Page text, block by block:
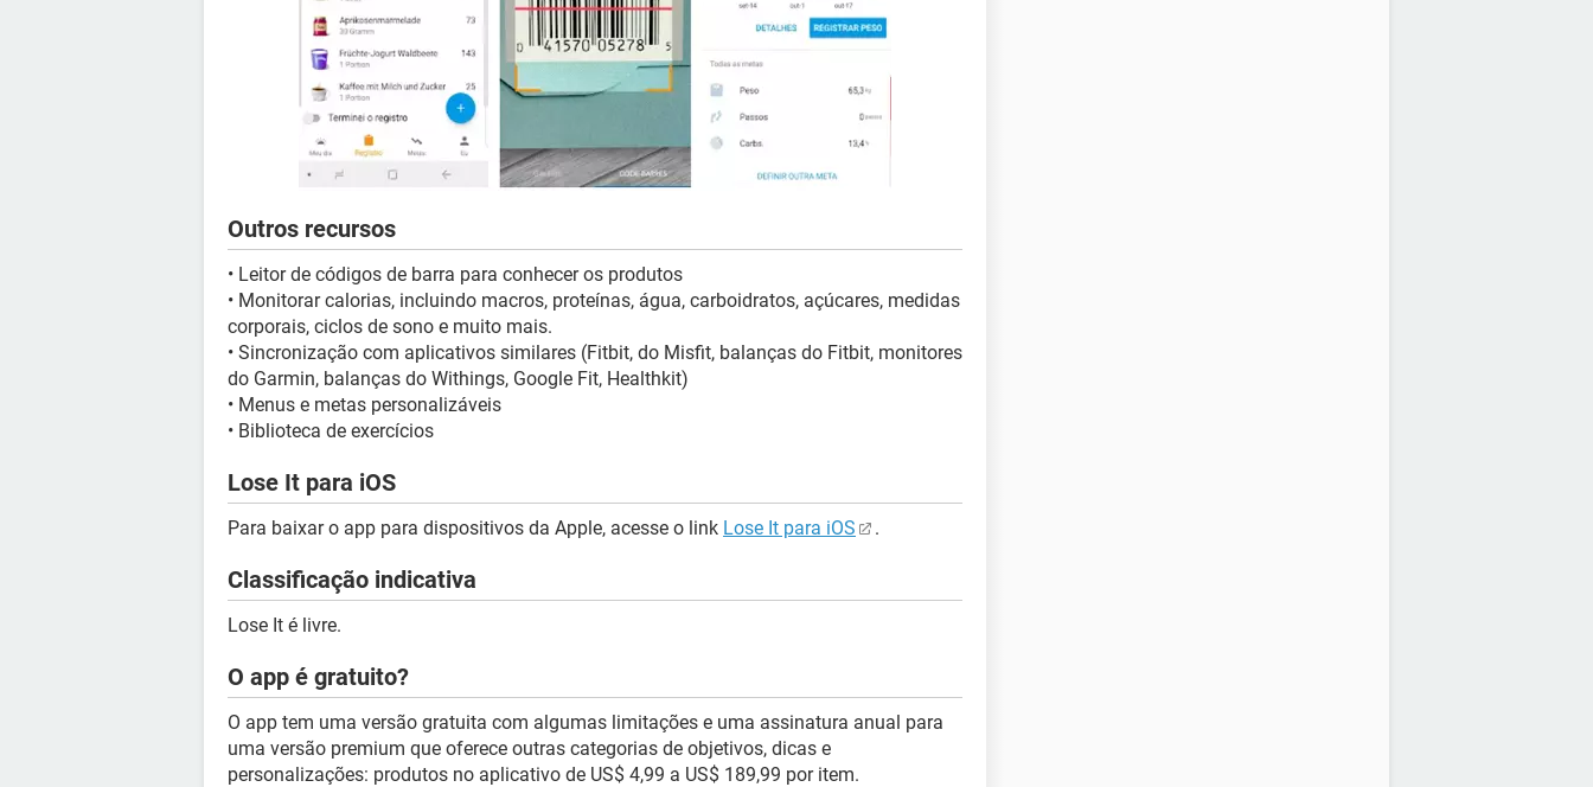
Outros recursos
• Leitor de códigos de barra para conhecer os produtos
• Monitorar calorias, incluindo macros, proteínas, água, carboidratos, açúcares, medidas
corporais, ciclos de sono e muito mais.
• Sincronização com aplicativos similares (Fitbit, do Misfit, balanças do Fitbit, monitores
do Garmin, balanças do Withings, Google Fit, Healthkit)
• Menus e metas personalizáveis
• Biblioteca de exercícios
Lose It para iOS
Para baixar o app para dispositivos da Apple, acesse o link Lose It para iOS .
Classificação indicativa
Lose It é livre.
O app é gratuito?
O app tem uma versão gratuita com algumas limitações e uma assinatura anual para
uma versão premium que oferece outras categorias de objetivos, dicas e
personalizações: produtos no aplicativo de US$ 4,99 a US$ 189,99 por item.